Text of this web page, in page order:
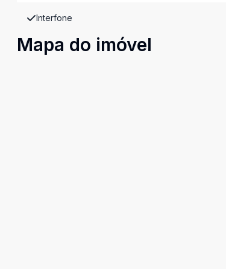
Interfone
Mapa do imóvel